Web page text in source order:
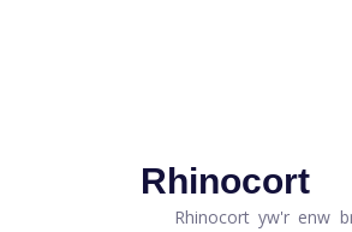
Rhinocort
Rhinocort yw'r enw